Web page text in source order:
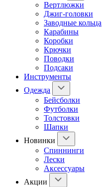
Вертлюжки
Джиг-головки
Заводные кольца
Карабины
Коробки
Крючки
Поводки
Подсаки
Инструменты
Одежда
Бейсболки
Футболки
Толстовки
Шапки
Новинки
Спиннинги
Лески
Аксессуары
Акции